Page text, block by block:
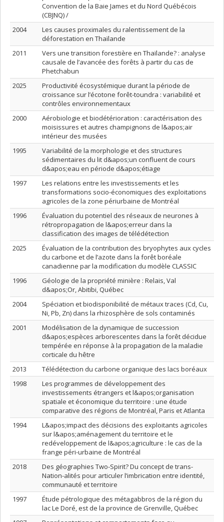
Convention de la Baie James et du Nord Québécois
(CBJNQ) /
2004
Les causes proximales du ralentissement de la
déforestation en Thaïlande
2011
Vers une transition forestière en Thaïlande? : analyse
causale de l’avancée des forêts à partir du cas de
Phetchabun
2025
Productivité écosystémique durant la période de
croissance sur l’écotone forêt-toundra : variabilité et
contrôles environnementaux
2000
Aérobiologie et biodétérioration : caractérisation des
moisissures et autres champignons de l&apos;air
intérieur des musées
1995
Variabilité de la morphologie et des structures
sédimentaires du lit d&apos;un confluent de cours
d&apos;eau en période d&apos;étiage
1997
Les relations entre les investissements et les
transformations socio-économiques des exploitations
agricoles de la zone périurbaine de Montréal
1996
Évaluation du potentiel des réseaux de neurones à
rétropropagation de l&apos;erreur dans la
classification des images de télédétection
2025
Évaluation de la contribution des bryophytes aux cycles
du carbone et de l’azote dans la forêt boréale
canadienne par la modification du modèle CLASSIC
1996
Géologie de la propriété minière : Relais, Val
d&apos;Or, Abitibi, Québec
2004
Spéciation et biodisponibilité de métaux traces (Cd, Cu,
Ni, Pb, Zn) dans la rhizosphère de sols contaminés
2001
Modélisation de la dynamique de succession
d&apos;espèces arborescentes dans la forêt décidue
tempérée en réponse à la propagation de la maladie
corticale du hêtre
2013
Télédétection du carbone organique des lacs boréaux
1998
Les programmes de développement des
investissements étrangers et l&apos;organisation
spatiale et économique du territoire : une étude
comparative des régions de Montréal, Paris et Atlanta
1994
L&apos;impact des décisions des exploitants agricoles
sur l&apos;aménagement du territoire et le
redéveloppement de l&apos;agriculture : le cas de la
frange péri-urbaine de Montréal
2018
Des géographies Two-Spirit? Du concept de trans-
Nation-alités pour articuler l’imbrication entre identité,
communauté et territoire
1997
Étude pétrologique des métagabbros de la région du
lac Le Doré, est de la province de Grenville, Québec